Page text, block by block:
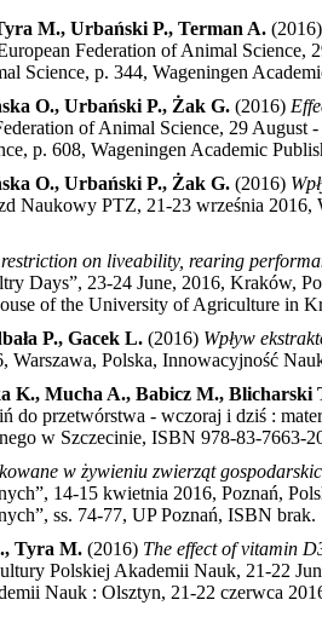
M., Urbański P., Terman A. (2016)
Federation of Animal
Science, p. 344, Wageningen
O., Urbański P., Żak G. (2016)
of Animal Science, 29
p. 608, Wageningen Academic
O., Urbański P., Żak G. (2016)
Naukowy PTZ, 21-23 września 2016,
on liveability, rearing
Days”, 23-24 June, 2016, Kraków,
of the University of Agriculture in
P., Gacek L. (2016) Wpływ
Polska, Innowacyjność
K., Mucha A., Babicz M., Blicharski
do przetwórstwa - wczoraj i dziś :
w Szczecinie, ISBN 978-83-7663-
w żywieniu zwierząt
14-15 kwietnia 2016, Poznań,
ss. 74-77, UP Poznań, ISBN brak.
Tyra M. (2016) The effect of vitamin
Polskiej Akademii Nauk, 21-22
Nauk : Olsztyn, 21-22 czerwca